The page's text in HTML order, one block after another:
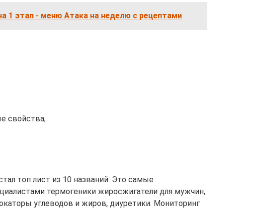
1 этап - меню Атака на неделю с рецептами
свойства;
топ лист из 10 названий. Это самые
термогеники жиросжигатели для мужчин,
углеводов и жиров, диуретики. Мониторинг